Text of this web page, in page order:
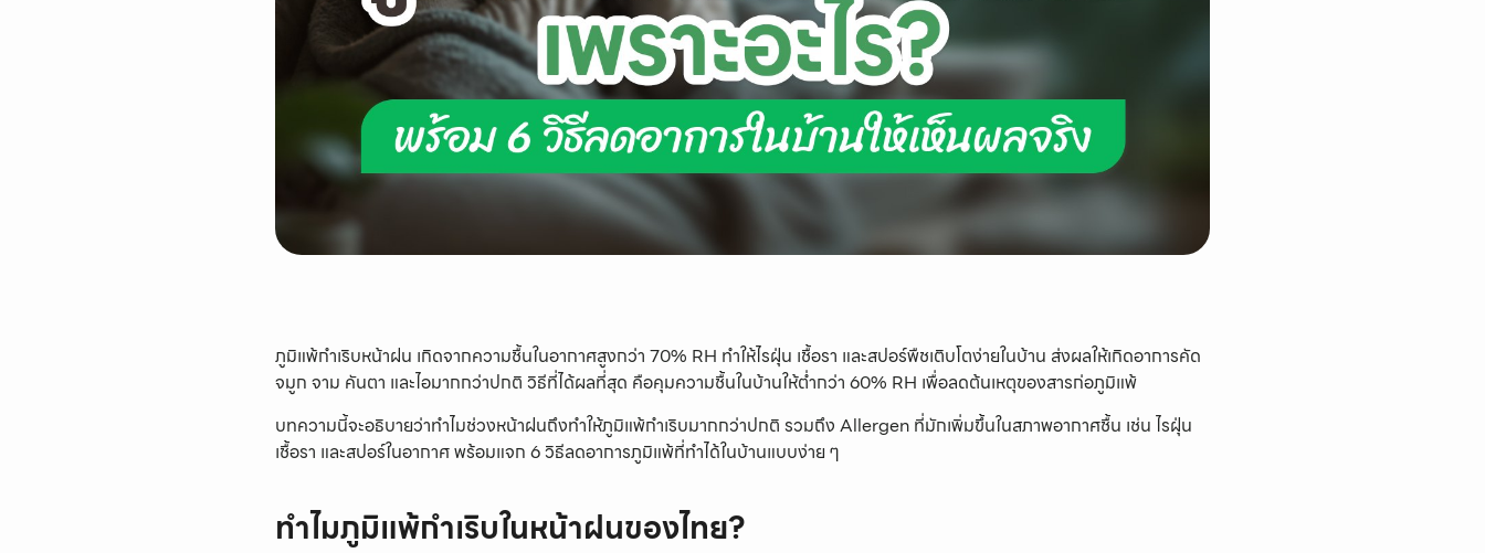
ภูมิแพ้กำเริบหน้าฝน เกิดจากความชื้นในอากาศสูงกว่า 70% RH ทำให้ไรฝุ่น เชื้อรา และสปอร์พืชเติบโตง่ายในบ้าน ส่งผลให้เกิดอาการคัด
จมูก จาม คันตา และไอมากกว่าปกติ วิธีที่ได้ผลที่สุด คือคุมความชื้นในบ้านให้ต่ำกว่า 60% RH เพื่อลดต้นเหตุของสารก่อภูมิแพ้
บทความนี้จะอธิบายว่าทำไมช่วงหน้าฝนถึงทำให้ภูมิแพ้กำเริบมากกว่าปกติ รวมถึง Allergen ที่มักเพิ่มขึ้นในสภาพอากาศชื้น เช่น ไรฝุ่น
เชื้อรา และสปอร์ในอากาศ พร้อมแจก 6 วิธีลดอาการภูมิแพ้ที่ทำได้ในบ้านแบบง่าย ๆ
ทำไมภูมิแพ้กำเริบในหน้าฝนของไทย?